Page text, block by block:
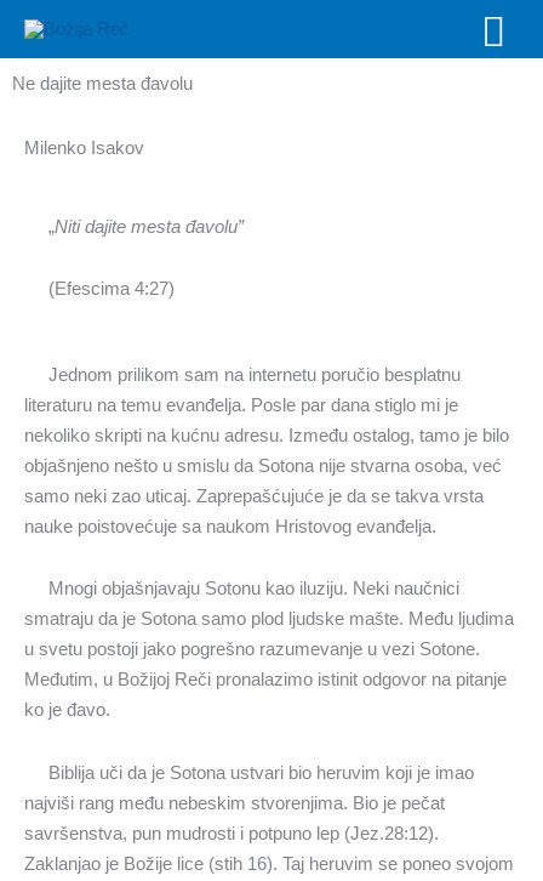
content
Ne dajite mesta đavolu
Milenko Isakov
„Niti dajite mesta đavolu”
(Efescima 4:27)
Jednom prilikom sam na internetu poručio besplatnu
literaturu na temu evanđelja. Posle par dana stiglo mi je
nekoliko skripti na kućnu adresu. Između ostalog, tamo je bilo
objašnjeno nešto u smislu da Sotona nije stvarna osoba, već
samo neki zao uticaj. Zaprepašćujuće je da se takva vrsta
nauke poistovećuje sa naukom Hristovog evanđelja.
Mnogi objašnjavaju Sotonu kao iluziju. Neki naučnici
smatraju da je Sotona samo plod ljudske mašte. Među ljudima
u svetu postoji jako pogrešno razumevanje u vezi Sotone.
Međutim, u Božijoj Reči pronalazimo istinit odgovor na pitanje
ko je đavo.
Biblija uči da je Sotona ustvari bio heruvim koji je imao
najviši rang među nebeskim stvorenjima. Bio je pečat
savršenstva, pun mudrosti i potpuno lep (Jez.28:12).
Zaklanjao je Božije lice (stih 16). Taj heruvim se poneo svojom